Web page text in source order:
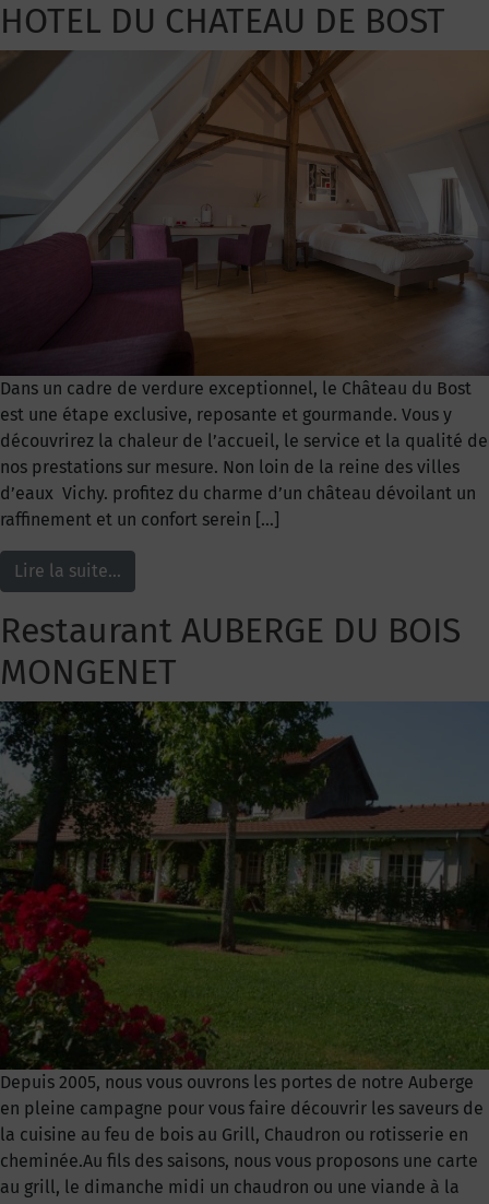
HOTEL DU CHATEAU DE BOST
Dans un cadre de verdure exceptionnel, le Château du Bost
est une étape exclusive, reposante et gourmande. Vous y
découvrirez la chaleur de l’accueil, le service et la qualité de
nos prestations sur mesure. Non loin de la reine des villes
d’eaux Vichy. profitez du charme d’un château dévoilant un
raffinement et un confort serein […]
Lire la suite…
Restaurant AUBERGE DU BOIS
MONGENET
Depuis 2005, nous vous ouvrons les portes de notre Auberge
en pleine campagne pour vous faire découvrir les saveurs de
la cuisine au feu de bois au Grill, Chaudron ou rotisserie en
cheminée.Au fils des saisons, nous vous proposons une carte
au grill, le dimanche midi un chaudron ou une viande à la